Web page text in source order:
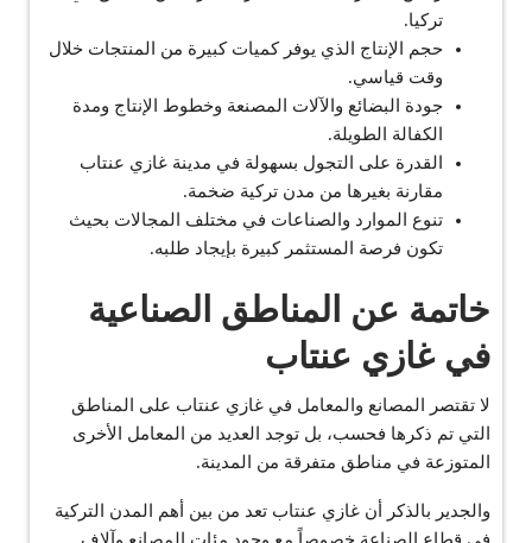
تركيا.
حجم الإنتاج الذي يوفر كميات كبيرة من المنتجات خلال
وقت قياسي.
جودة البضائع والآلات المصنعة وخطوط الإنتاج ومدة
الكفالة الطويلة.
القدرة على التجول بسهولة في مدينة غازي عنتاب
مقارنة بغيرها من مدن تركية ضخمة.
تنوع الموارد والصناعات في مختلف المجالات بحيث
تكون فرصة المستثمر كبيرة بإيجاد طلبه.
خاتمة عن المناطق الصناعية
في غازي عنتاب
لا تقتصر المصانع والمعامل في غازي عنتاب على المناطق
التي تم ذكرها فحسب، بل توجد العديد من المعامل الأخرى
المتوزعة في مناطق متفرقة من المدينة.
والجدير بالذكر أن غازي عنتاب تعد من بين أهم المدن التركية